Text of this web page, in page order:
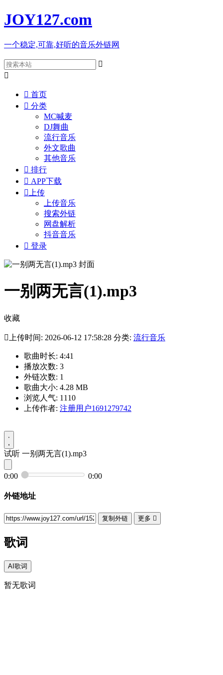
JOY127.com
一个稳定,可靠,好听的音乐外链网


 首页
 分类
MC喊麦
DJ舞曲
流行音乐
外文歌曲
其他音乐
 排行
 APP下载
 上传
上传音乐
搜索外链
网盘解析
抖音音乐
 登录
一别两无言(1).mp3
收藏
 上传时间: 2026-06-12 17:58:28 分类: 流行音乐
歌曲时长: 4:41
播放次数: 3
外链次数: 1
歌曲大小: 4.28 MB
浏览人气: 1110
上传作者: 注册用户1691279742
试听 一别两无言(1).mp3
0:00 0:00
外链地址
复制外链 更多 
歌词
AI歌词
暂无歌词